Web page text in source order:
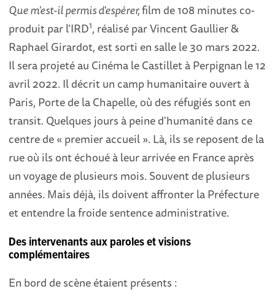
Que m'est-il permis d'espérer,film de 108 minutes co-
produit par l'IRD1, réalisé par Vincent Gaullier &
Raphael Girardot, est sorti en salle le 30 mars 2022.
Il sera projeté au Cinéma le Castillet à Perpignan le 12
avril 2022. Il décrit un camp humanitaire ouvert à
Paris, Porte de la Chapelle, où des réfugiés sont en
transit. Quelques jours à peine d'humanité dans ce
centre de « premier accueil ». Là, ils se reposent de la
rue où ils ont échoué à leur arrivée en France après
un voyage de plusieurs mois. Souvent de plusieurs
années. Mais déjà, ils doivent affronter la Préfecture
et entendre la froide sentence administrative.
Des intervenants aux paroles et visions
complémentaires
En bord de scène étaient présents :